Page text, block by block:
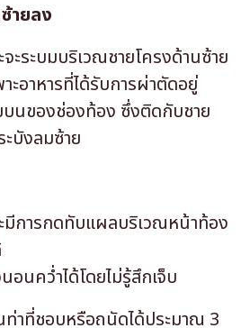
ายลง
จะระบมบริเวณชายโครงด้านซ้าย
าะอาหารที่ได้รับการผ่าตัดอยู่
นของช่องท้อง ซึ่งติดกับชาย
ะบังลมซ้าย
มีการกดทับแผลบริเวณหน้าท้อง
อนคว่ำได้โดยไม่รู้สึกเจ็บ
ท่าที่ชอบหรือถนัดได้ประมาณ 3